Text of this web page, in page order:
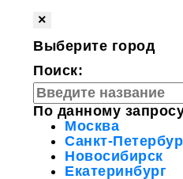
×
Выберите город
Поиск:
По данному
Москва
Санкт-
Новосибирск
Екатеринбург